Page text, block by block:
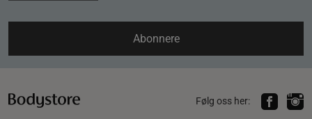
Abonnere
Følg oss her: